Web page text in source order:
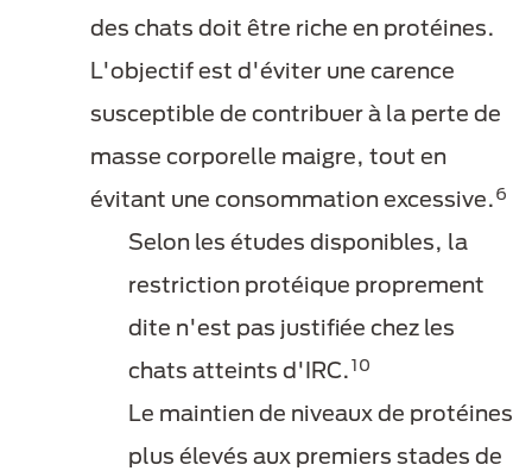
des chats doit être riche en protéines.
L'objectif est d'éviter une carence
susceptible de contribuer à la perte de
masse corporelle maigre, tout en
évitant une consommation excessive.6
Selon les études disponibles, la
restriction protéique proprement
dite n'est pas justifiée chez les
chats atteints d'IRC.10
Le maintien de niveaux de protéines
plus élevés aux premiers stades de